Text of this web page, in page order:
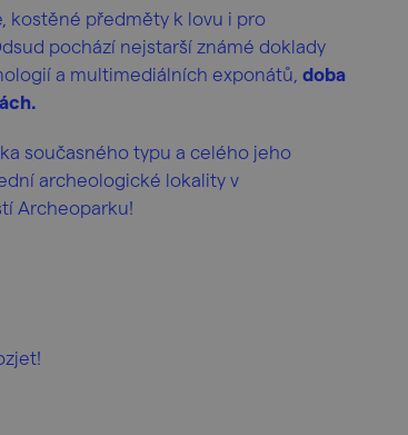
kostěné předměty k lovu i pro
pochází nejstarší známé doklady
a multimediálních exponátů, doba
současného typu a celého jeho
archeologické lokality v
Archeoparku!